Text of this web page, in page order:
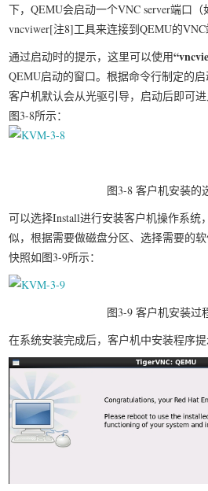
下，QEMU会启动一个VNC server端口
vncviwer[注8]工具来连接到QEMU的VNC
通过启动时的提示，这里可以使用“
QEMU启动的窗口。根据命令行制定的启
客户机默认会从光驱引导，启动后即可
图3-8所示：
图3-8 客户机安装的
可以选择Install进行安装客户机操作系统
似，根据需要做磁盘分区、选择需要的
快照如图3-9所示：
图3-9 客户机安装过
在系统安装完成后，客户机中安装程序提